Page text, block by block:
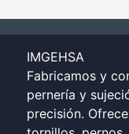
IMGEHSA
Fabricamos y
pernería y
precisión.